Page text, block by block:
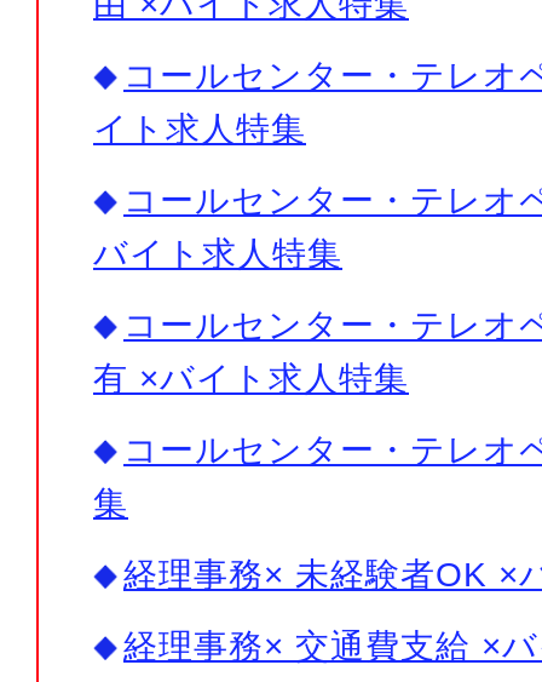
コールセンター・テレオ
イト求人特集
コールセンター・テレオ
バイト求人特集
コールセンター・テレオ
有 ×バイト求人特集
コールセンター・テレオ
集
経理事務× 未経験者OK ×
経理事務× 交通費支給 ×